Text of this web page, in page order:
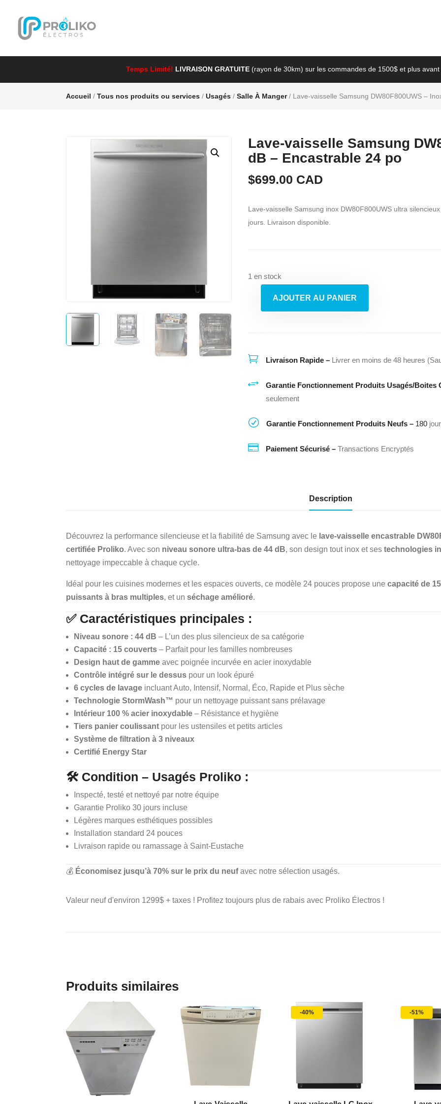
Temps Limité! LIVRAISON GRATUITE (rayon de 30km) sur les commandes de 1500$ et plus
Accueil /Tous nos produits ou services /Usagés /Salle À Manger/ Lave-vaisselle Samsung DW80F800UWS –
Lave-vaisselle Samsung
dB – Encastrable 24 po
$699.00 CAD
Lave-vaisselle Samsung inox DW80F800UWS ultra
jours. Livraison disponible.
1 en stock
Samsung
–
44
–
AJOUTER AU PANIER
 Livraison Rapide – Livrer en moins de 48 heures
+
Garantie Fonctionnement Produits Usagés/Boites
seulement
R Garantie Fonctionnement Produits Neufs –180
 Paiement Sécurisé – Transactions Encryptés
Description
Découvrez la performance silencieuse et la fiabilité de Samsung avec le lave-vaisselle encastrable
certifiée Proliko. Avec son niveau sonore ultra-bas de 44 dB, son design tout inox et sestechnologies
nettoyage impeccable à chaque cycle.
Idéal pour les cuisines modernes et les espaces ouverts, ce modèle 24 pouces propose unecapacité de
puissants à bras multiples, et unséchage amélioré.
✅ Caractéristiques principales :
Niveau sonore : 44 dB – L’un des plus silencieux de sa catégorie
Capacité : 15 couverts – Parfait pour les familles nombreuses
Design haut de gamme avec poignée incurvée en acier inoxydable
Contrôle intégré sur le dessus pour un look épuré
6 cycles de lavage incluant Auto, Intensif, Normal, Éco, Rapide et Plus sèche
Technologie StormWash™ pour un nettoyage puissant sans prélavage
Intérieur 100 % acier inoxydable – Résistance et hygiène
Tiers panier coulissant pour les ustensiles et petits articles
Système de filtration à 3 niveaux
Certifié Energy Star
🛠️ Condition – Usagés Proliko :
Inspecté, testé et nettoyé par notre équipe
Garantie Proliko 30 jours incluse
Légères marques esthétiques possibles
Installation standard 24 pouces
Livraison rapide ou ramassage à Saint-Eustache
💰 Économisez jusqu’à 70% sur le prix du neufavec notre sélection usagés.
Valeur neuf d'environ 1299$ + taxes ! Profitez toujours plus de rabais avec Proliko Électros !
Produits similaires
-40% -51%